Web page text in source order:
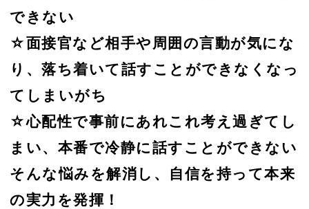
できない
☆面接官など相手や周囲の言動が気にな
り、落ち着いて話すことができなくなっ
てしまいがち
☆心配性で事前にあれこれ考え過ぎてし
まい、本番で冷静に話すことができない
そんな悩みを解消し、自信を持って本来
の実力を発揮！